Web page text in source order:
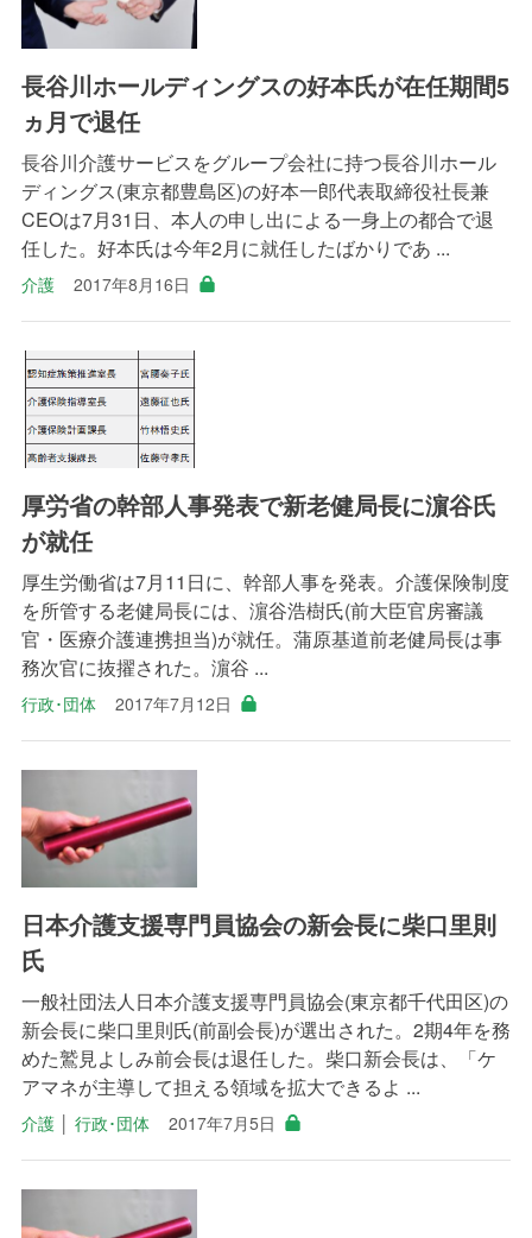
長谷川ホールディングスの好本氏が在任期間5
ヵ月で退任
長谷川介護サービスをグループ会社に持つ長谷川ホール
ディングス(東京都豊島区)の好本一郎代表取締役社長兼
CEOは7月31日、本人の申し出による一身上の都合で退
任した。好本氏は今年2月に就任したばかりであ ...
介護 2017年8月16日
厚労省の幹部人事発表で新老健局長に濵谷氏
が就任
厚生労働省は7月11日に、幹部人事を発表。介護保険制度
を所管する老健局長には、濵谷浩樹氏(前大臣官房審議
官・医療介護連携担当)が就任。蒲原基道前老健局長は事
務次官に抜擢された。濵谷 ...
行政･団体 2017年7月12日
日本介護支援専門員協会の新会長に柴口里則
氏
一般社団法人日本介護支援専門員協会(東京都千代田区)の
新会長に柴口里則氏(前副会長)が選出された。2期4年を務
めた鷲見よしみ前会長は退任した。柴口新会長は、「ケ
アマネが主導して担える領域を拡大できるよ ...
介護│ 行政･団体 2017年7月5日